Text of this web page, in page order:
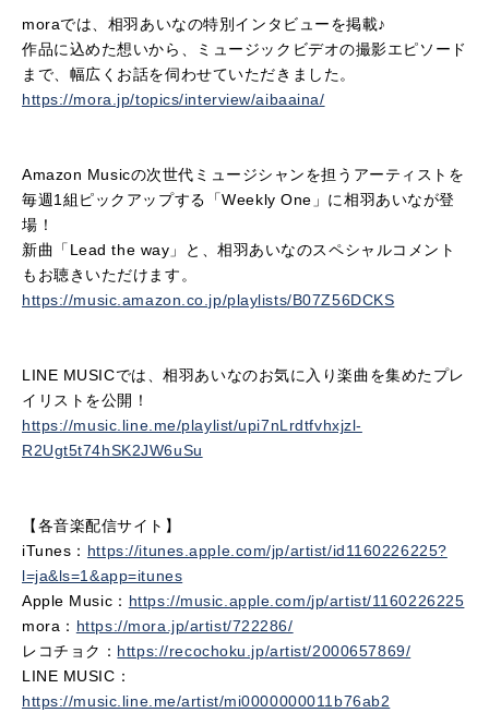
moraでは、相羽あいなの特別インタビューを掲載♪
作品に込めた想いから、ミュージックビデオの撮影エピソード
まで、幅広くお話を伺わせていただきました。
https://mora.jp/topics/interview/aibaaina/
Amazon Musicの次世代ミュージシャンを担うアーティストを
毎週1組ピックアップする「Weekly One」に相羽あいなが登
場！
新曲「Lead the way」と、相羽あいなのスペシャルコメント
もお聴きいただけます。
https://music.amazon.co.jp/playlists/B07Z56DCKS
LINE MUSICでは、相羽あいなのお気に入り楽曲を集めたプレ
イリストを公開！
https://music.line.me/playlist/upi7nLrdtfvhxjzl-
R2Ugt5t74hSK2JW6uSu
【各音楽配信サイト】
iTunes： https://itunes.apple.com/jp/artist/id1160226225?
l=ja&ls=1&app=itunes
Apple Music： https://music.apple.com/jp/artist/1160226225
mora： https://mora.jp/artist/722286/
レコチョク： https://recochoku.jp/artist/2000657869/
LINE MUSIC：
https://music.line.me/artist/mi0000000011b76ab2